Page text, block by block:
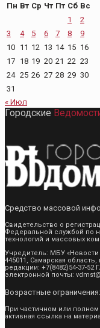
Пн Вт Ср Чт Пт Сб Вс
1
2
3
4 5 6 7 8
9
10 11 12 13 14 15 16
17 18 19 20 21 22 23
24 25 26 27 28 29 30
31
« Июл
Городские
Средство массовой
Свидетельство о
Федеральной службой по
технологий и массовых
Учредитель: МБУ «Новости
445011, Самарская
редакции: +7(8482)54-37-
электронной почты:
Возрастные
При частичном или
активная ссылка на